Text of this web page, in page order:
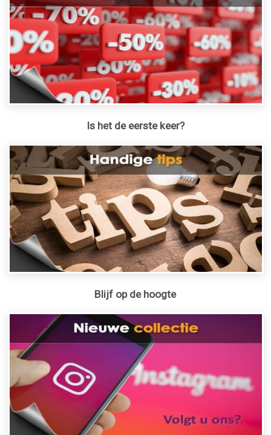
Is het de eerste keer?
Blijf op de hoogte